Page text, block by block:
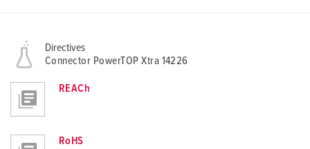
Directives
Connector PowerTOP Xtra 14226
REACh
RoHS